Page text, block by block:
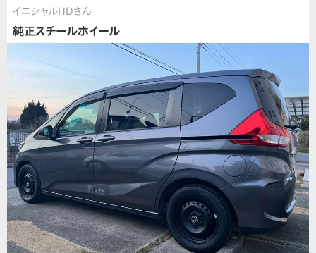
イニシャルHDさん
純正スチールホイール